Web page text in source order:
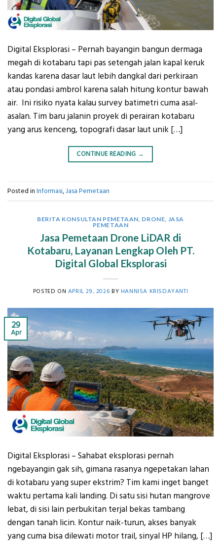
Digital Eksplorasi – Pernah bayangin bangun dermaga
megah di kotabaru tapi pas setengah jalan kapal keruk
kandas karena dasar laut lebih dangkal dari perkiraan
atau pondasi ambrol karena salah hitung kontur bawah
air. Ini risiko nyata kalau survey batimetri cuma asal-
asalan. Tim baru jalanin proyek di perairan kotabaru
yang arus kenceng, topografi dasar laut unik […]
CONTINUE READING →
Posted in Informasi,Jasa Pemetaan
BERITA KONSULTAN PEMETAAN DRONE JASA
PEMETAAN
Jasa Pemetaan Drone LiDAR di
Kotabaru, Layanan Lengkap Oleh PT.
Digital Global Eksplorasi
POSTED ON APRIL 29, 2026 BY HANNISA KRISDAYANTI
29
Apr
Digital Eksplorasi – Sahabat eksplorasi pernah
ngebayangin gak sih, gimana rasanya ngepetakan lahan
di kotabaru yang super ekstrim? Tim kami inget banget
waktu pertama kali landing. Di satu sisi hutan mangrove
lebat, di sisi lain perbukitan terjal bekas tambang
dengan tanah licin. Kontur naik-turun, akses banyak
yang cuma bisa dilewati motor trail, sinyal HP hilang, […]